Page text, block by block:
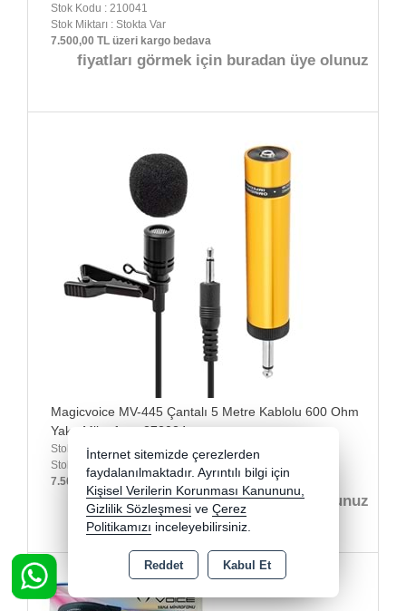
Stok Kodu : 210041
Stok Miktarı : Stokta Var
7.500,00 TL üzeri kargo bedava
fiyatları görmek için buradan üye olunuz
Magicvoice MV-445 Çantalı 5 Metre Kablolu 600 Ohm
Yaka Mikrofonu 272024
Stok Kodu : 272024
Stok Miktarı : Stokta Var
7.500,00 TL üzeri kargo bedava
fiyatları görmek için buradan üye olunuz
İnternet sitemizde çerezlerden
faydalanılmaktadır. Ayrıntılı bilgi için
Kişisel Verilerin Korunması Kanununu,
Gizlilik Sözleşmesi ve Çerez
Politikamızı inceleyebilirsiniz.
Reddet Kabul Et